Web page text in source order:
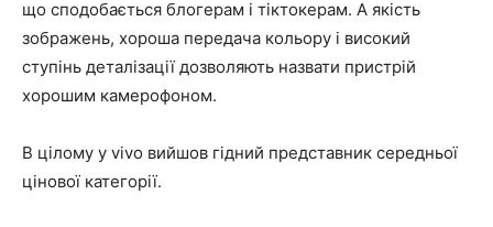
що сподобається блогерам і тіктокерам. А якість
зображень, хороша передача кольору і високий
ступінь деталізації дозволяють назвати пристрій
хорошим камерофоном.
В цілому у vivo вийшов гідний представник середньої
цінової категорії.